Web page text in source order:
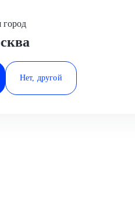
Минеральные Воды
Ростов-на-Дону
Ставрополь
Нет, другой
Renault